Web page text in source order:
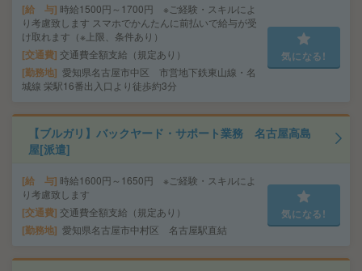
給 与 時給1500円～1700円 ※ご経験・スキルによ
り考慮致します スマホでかんたんに前払いで給与が受
け取れます（※上限、条件あり）
交通費 交通費全額支給（規定あり）
勤務地 愛知県名古屋市中区 市営地下鉄東山線・名
城線 栄駅16番出入口より徒歩約3分
気になる!
【ブルガリ】バックヤード・サポート業務 名古屋高島
屋[派遣]
給 与 時給1600円～1650円 ※ご経験・スキルによ
り考慮致します
交通費 交通費全額支給（規定あり）
勤務地 愛知県名古屋市中村区 名古屋駅直結
気になる!